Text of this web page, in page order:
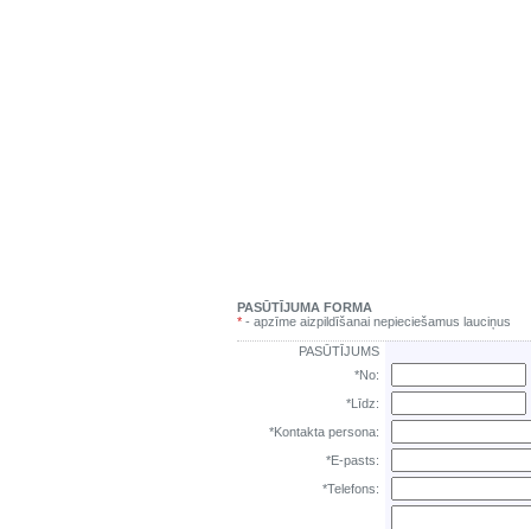
PASŪTĪJUMA FORMA
* - apzīme aizpildīšanai nepieciešamus lauciņus
PASŪTĪJUMS
*No:
*Līdz:
*Kontakta persona:
*E-pasts:
*Telefons: